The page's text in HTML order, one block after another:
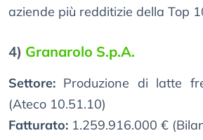
aziende più redditizie della Top
4) Granarolo S.p.A.
Settore: Produzione di latte
(Ateco 10.51.10)
Fatturato: 1.259.916.000 €